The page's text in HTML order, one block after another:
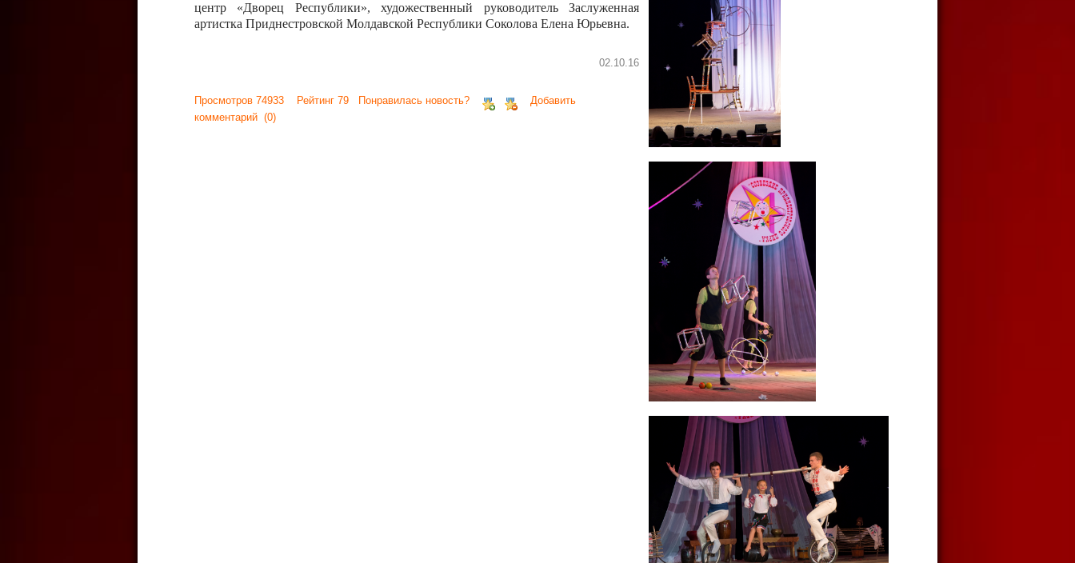
центр «Дворец Республики», художественный руководитель Заслуженная
артистка Приднестровской Молдавской Республики Соколова Елена Юрьевна.
02.10.16
Просмотров 74933 Рейтинг 79 Понравилась новость?
Добавить
комментарий (0)